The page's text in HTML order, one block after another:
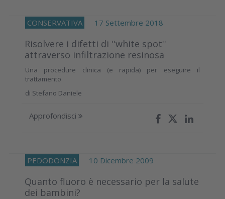
CONSERVATIVA 17 Settembre 2018
Risolvere i difetti di ''white spot''
attraverso infiltrazione resinosa
Una procedure clinica (e rapida) per eseguire il
trattamento
di Stefano Daniele
Approfondisci
PEDODONZIA 10 Dicembre 2009
Quanto fluoro è necessario per la salute
dei bambini?